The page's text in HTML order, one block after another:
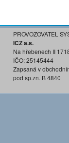
PROVOZOVATEL
ICZ a.s.
Na hřebenech II
IČO: 25145444
Zapsaná v
pod sp.zn. B 4840